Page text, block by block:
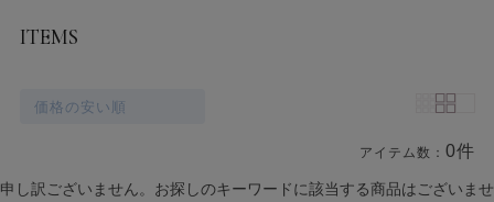
ITEMS
価格の安い順
アイテム数：0件
商品一覧
申し訳ございません。お探しのキーワードに該当する商品はございませ